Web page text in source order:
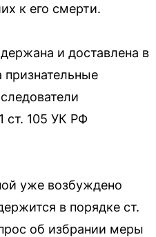
к его смерти.
и доставлена в
признательные
ст. 105 УК РФ
уже возбуждено
в порядке ст.
об избрании меры